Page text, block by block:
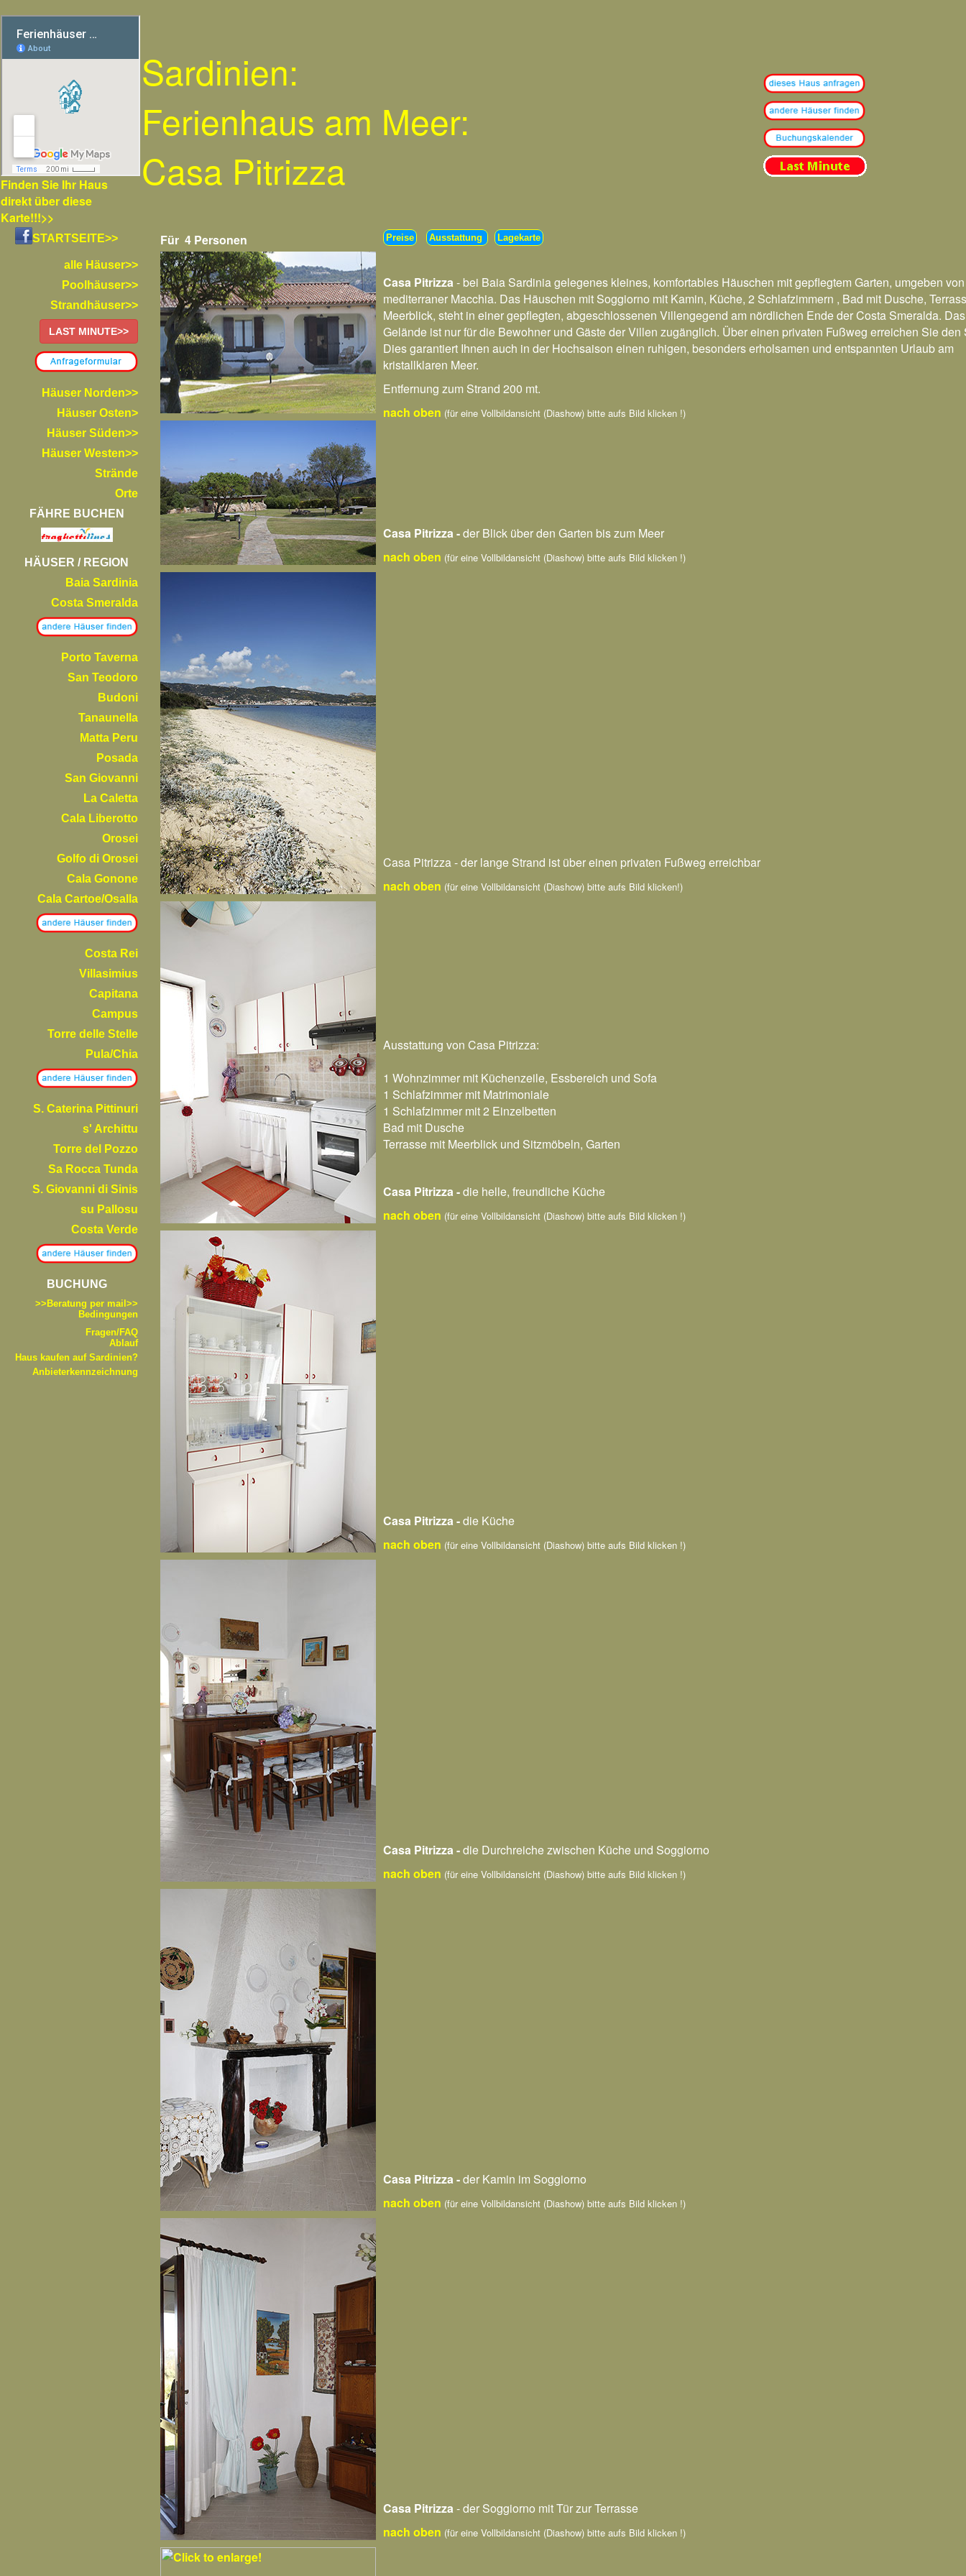
Finden Sie Ihr Haus
direkt über diese
Karte!!!>>
Sardinien:
Ferienhaus am Meer:
Casa Pitrizza
STARTSEITE>>
alle Häuser>>
Poolhäuser>>
Strandhäuser>>
LAST MINUTE>>
Häuser Norden>>
Häuser Osten>
Häuser Süden>>
Häuser Westen>>
Strände
Orte
FÄHRE BUCHEN
HÄUSER / REGION
Baia Sardinia
Costa Smeralda
Porto Taverna
San Teodoro
Budoni
Tanaunella
Matta Peru
Posada
San Giovanni
La Caletta
Cala Liberotto
Orosei
Golfo di Orosei
Cala Gonone
Cala Cartoe/Osalla
Costa Rei
Villasimius
Capitana
Campus
Torre delle Stelle
Pula/Chia
S. Caterina Pittinuri
s' Archittu
Torre del Pozzo
Sa Rocca Tunda
S. Giovanni di Sinis
su Pallosu
Costa Verde
BUCHUNG
>>Beratung per mail>>
Bedingungen
Fragen/FAQ
Ablauf
Haus kaufen auf Sardinien?
Anbieterkennzeichnung
Für 4 Personen Preise Ausstattung Lagekarte
Casa Pitrizza- bei Baia Sardinia gelegenes kleines, komfortables Häuschen mit gepflegtem Garten, umgeben von
mediterraner Macchia. Das Häuschen mit Soggiorno mit Kamin, Küche, 2 Schlafzimmern , Bad mit Dusche,
Meerblick, steht in einer gepflegten, abgeschlossenen Villengegend am nördlichen Ende der Costa Smeralda.
Gelände ist nur für die Bewohner und Gäste der Villen zugänglich. Über einen privaten Fußweg erreichen Sie den
Dies garantiert Ihnen auch in der Hochsaison einen ruhigen, besonders erholsamen und entspannten Urlaub am
kristallklaren Meer.
Entfernung zum Strand 200 mt.
nach oben (für eine Vollbildansicht (Diashow) bitte aufs Bild klicken !)
Casa Pitrizza -der Blick über den Garten bis zum Meer
nach oben (für eine Vollbildansicht (Diashow) bitte aufs Bild klicken !)
Casa Pitrizza - der lange Strand ist über einen privaten Fußweg erreichbar
nach oben (für eine Vollbildansicht (Diashow) bitte aufs Bild klicken!)
Ausstattung von Casa Pitrizza:
1 Wohnzimmer mit Küchenzeile, Essbereich und Sofa
1 Schlafzimmer mit Matrimoniale
1 Schlafzimmer mit 2 Einzelbetten
Bad mit Dusche
Terrasse mit Meerblick und Sitzmöbeln, Garten
Casa Pitrizza -die helle, freundliche Küche
nach oben (für eine Vollbildansicht (Diashow) bitte aufs Bild klicken !)
Casa Pitrizza -die Küche
nach oben (für eine Vollbildansicht (Diashow) bitte aufs Bild klicken !)
Casa Pitrizza -die Durchreiche zwischen Küche und Soggiorno
nach oben (für eine Vollbildansicht (Diashow) bitte aufs Bild klicken !)
Casa Pitrizza -der Kamin im Soggiorno
nach oben (für eine Vollbildansicht (Diashow) bitte aufs Bild klicken !)
Casa Pitrizza- der Soggiorno mit Tür zur Terrasse
nach oben (für eine Vollbildansicht (Diashow) bitte aufs Bild klicken !)